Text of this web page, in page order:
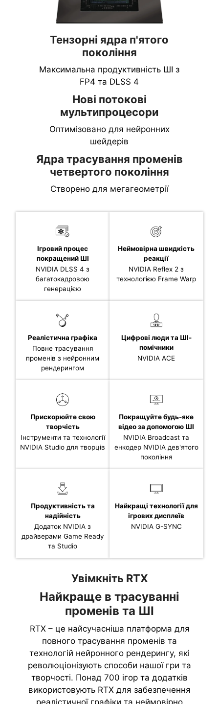
Тензорні ядра п'ятого
покоління
Максимальна продуктивність ШІ з
FP4 та DLSS 4
Нові потокові
мультипроцесори
Оптимізовано для нейронних
шейдерів
Ядра трасування променів
четвертого покоління
Створено для мегагеометрії
Ігровий процес
покращений ШІ
NVIDIA DLSS 4 з
багатокадровою
генерацією
Неймовірна швидкість
реакції
NVIDIA Reflex 2 з
технологією Frame Warp
Реалістична графіка
Повне трасування
променів з нейронним
рендерингом
Цифрові люди та ШІ-
помічники
NVIDIA ACE
Прискорюйте свою
творчість
Інструменти та технології
NVIDIA Studio для творців
Покращуйте будь-яке
відео за допомогою ШІ
NVIDIA Broadcast та
енкодер NVIDIA дев'ятого
покоління
Продуктивність та
надійність
Додаток NVIDIA з
драйверами Game Ready
та Studio
Найкращі технології для
ігрових дисплеїв
NVIDIA G-SYNC
Увімкніть RTX
Найкраще в трасуванні
променів та ШІ
RTX – це найсучасніша платформа для
повного трасування променів та
технологій нейронного рендерингу, які
революціонізують способи нашої гри та
творчості. Понад 700 ігор та додатків
використовують RTX для забезпечення